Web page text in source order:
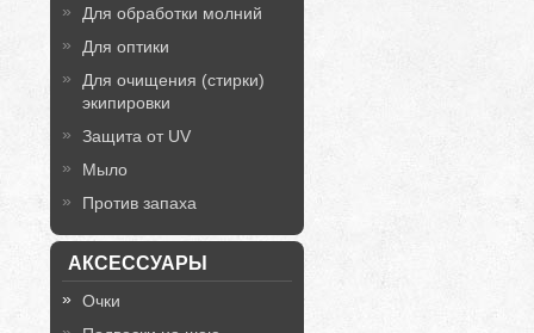
Для обработки молний
Для оптики
Для очищения (стирки)
экипировки
Защита от UV
Мыло
Против запаха
АКСЕССУАРЫ
Очки